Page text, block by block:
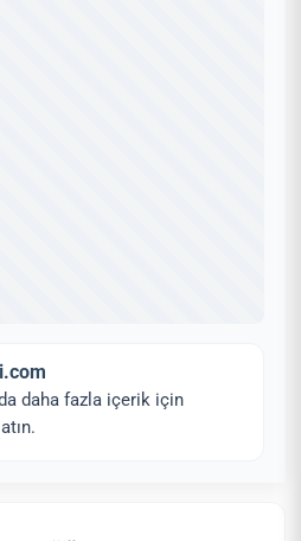
daha fazla içerik için